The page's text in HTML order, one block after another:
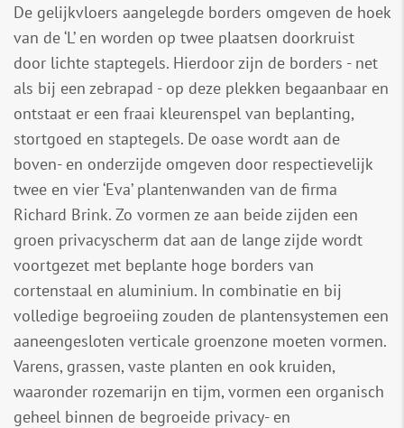
De gelijkvloers aangelegde borders omgeven de hoek
van de ‘L’ en worden op twee plaatsen doorkruist
door lichte staptegels. Hierdoor zijn de borders - net
als bij een zebrapad - op deze plekken begaanbaar en
ontstaat er een fraai kleurenspel van beplanting,
stortgoed en staptegels. De oase wordt aan de
boven- en onderzijde omgeven door respectievelijk
twee en vier ‘Eva’ plantenwanden van de firma
Richard Brink. Zo vormen ze aan beide zijden een
groen privacyscherm dat aan de lange zijde wordt
voortgezet met beplante hoge borders van
cortenstaal en aluminium. In combinatie en bij
volledige begroeiing zouden de plantensystemen een
aaneengesloten verticale groenzone moeten vormen.
Varens, grassen, vaste planten en ook kruiden,
waaronder rozemarijn en tijm, vormen een organisch
geheel binnen de begroeide privacy- en